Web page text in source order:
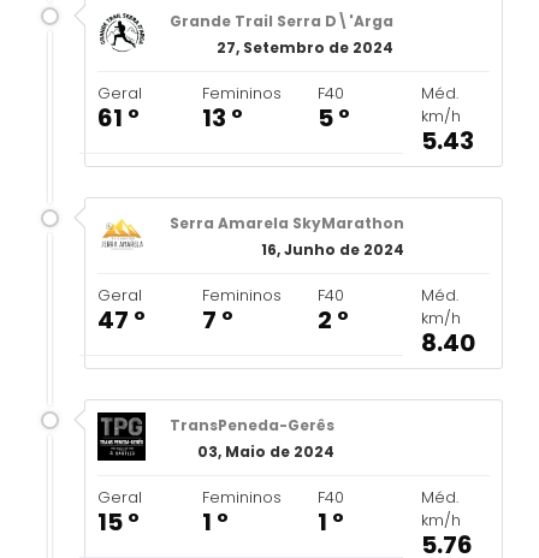
Grande Trail Serra D\'Arga
27, Setembro de 2024
Geral
61 º
Femininos
13 º
F40
5 º
Méd.
km/h
5.43
Serra Amarela SkyMarathon
16, Junho de 2024
Geral
47 º
Femininos
7 º
F40
2 º
Méd.
km/h
8.40
TransPeneda-Gerês
03, Maio de 2024
Geral
15 º
Femininos
1 º
F40
1 º
Méd.
km/h
5.76